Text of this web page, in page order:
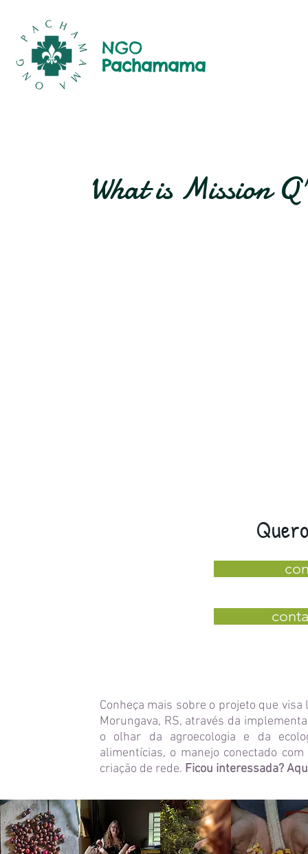
NGO
Pachamama
What is Mission
Conheça mais sobre o projeto que
Morungava, RS, através da
o olhar da agroecologia e da
alimentícias, o manejo conectado
criação de rede. Ficou interessada?